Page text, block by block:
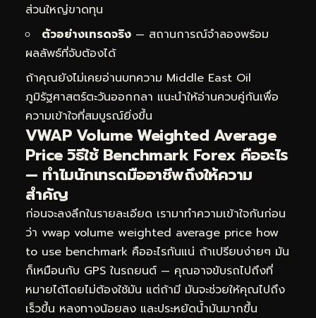
ส่วนใหญ่ขาดทุน
ตัวอย่างเทรดจริง — สถานการณ์จำลองพร้อม
ผลลัพธ์ที่จับต้องได้
ถ้าคุณยังไม่เคยอ่านบทความ Middle East Oil
ภูมิรัฐศาสตร์ตะวันออกกลา แนะนำให้อ่านควบคู่กันเพื่อ
ความเข้าใจที่สมบูรณ์ยิ่งขึ้น
VWAP Volume Weighted Average
Price วิธีใช้ Benchmark Forex คืออะไร
— ทำไมนักเทรดมืออาชีพถึงให้ความ
สำคัญ
ก่อนจะลงลึกในรายละเอียด เรามาทำความเข้าใจกันก่อน
ว่า vwap volume weighted average price how
to use benchmark คืออะไรกันแน่ ถ้าเปรียบง่ายๆ มัน
ก็เหมือนกับ GPS ในรถยนต์ — คุณอาจขับรถไปถึงที่
หมายได้โดยไม่ต้องใช้มัน แต่ถ้ามี มันจะช่วยให้คุณไปถึง
เร็วขึ้น หลงทางน้อยลง และประหยัดน้ำมันมากขึ้น